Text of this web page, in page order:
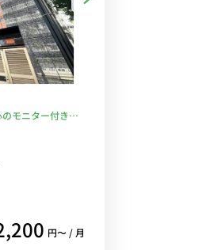
モニター付きイ
など生活家電の
円〜 / 月